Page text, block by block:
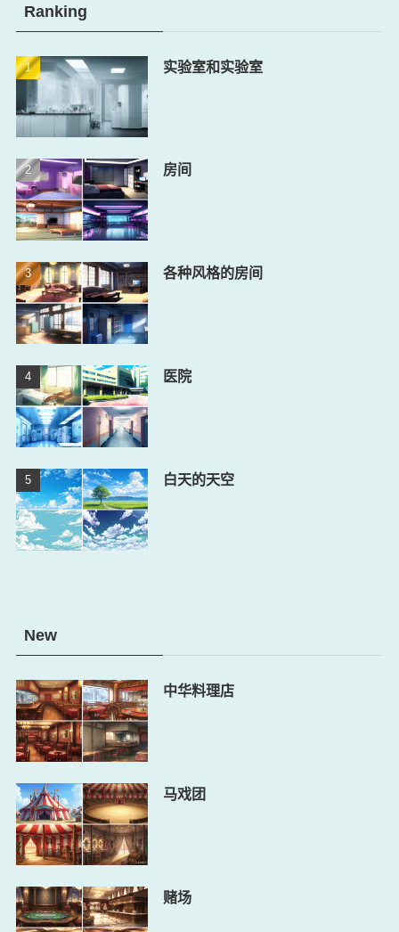
Ranking
实验室和实验室
房间
各种风格的房间
医院
白天的天空
New
中华料理店
马戏团
赌场